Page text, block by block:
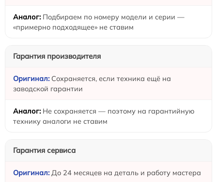
Подбираем по номеру модели и серии —
«примерно подходящее» не ставим
Гарантия производителя
Сохраняется, если техника ещё на
заводской гарантии
Не сохраняется — поэтому на гарантийную
технику аналоги не ставим
Гарантия сервиса
До 24 месяцев на деталь и работу мастера